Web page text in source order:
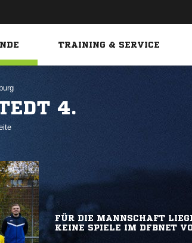
TRAINING & SERVICE
4.
FÜR DIE MANNSCHAFT
KEINE SPIELE IM DFBNET